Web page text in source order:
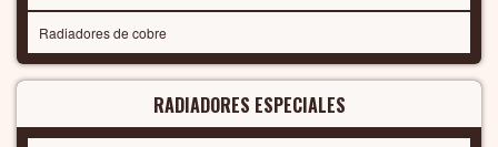
Radiadores de cobre
RADIADORES ESPECIALES